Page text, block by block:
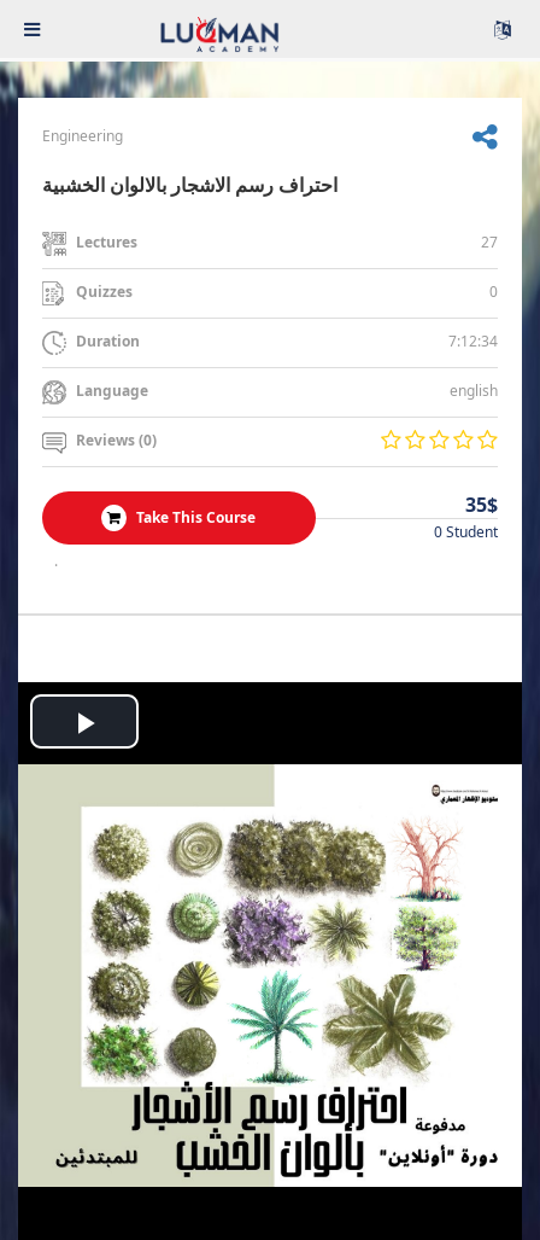
Engineering
احتراف رسم الاشجار بالالوان الخشبية
Lectures 27
Quizzes 0
Duration 7:12:34
Language english
Reviews (0)
Take This Course 35$
0 Student
.
Play
Video